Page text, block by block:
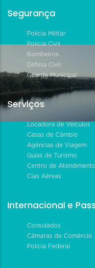
Segurança
Polícia Militar
Polícia Civil
Bombeiros
Defesa Civil
Guarda Municipal
Serviços
Locadora de Veículos
Casas de Câmbio
Agências de Viagem
Guias de Turismo
Centro de
Cias Aéreas
Internacional e
Consulados
Câmaras de Comércio
Polícia Federal